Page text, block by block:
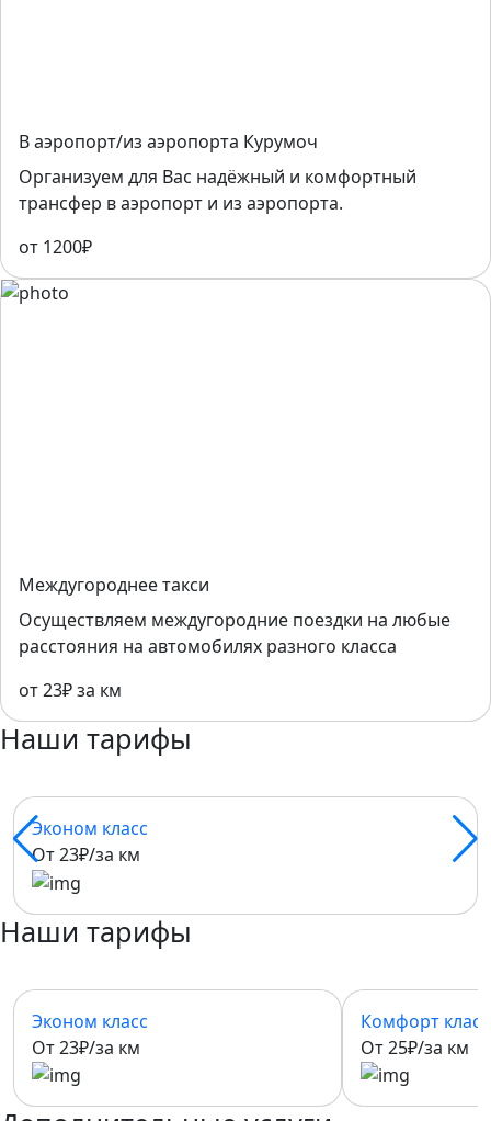
В аэропорт/из аэропорта Курумоч
Организуем для Вас надёжный и комфортный
трансфер в аэропорт и из аэропорта.
от 1200₽
Междугороднее такси
Осуществляем междугородние поездки на любые
расстояния на автомобилях разного класса
от 23₽ за км
Наши тарифы
Эконом класс
От 23₽/за км
Наши тарифы
Эконом класс
От 23₽/за км
Комфорт класс
От 25₽/за км